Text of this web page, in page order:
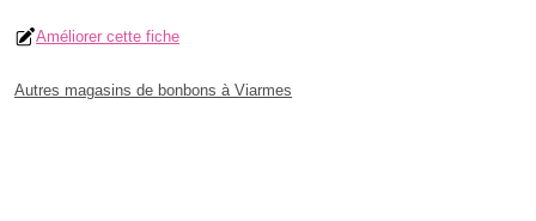
Améliorer cette fiche
Autres magasins de bonbons à Viarmes